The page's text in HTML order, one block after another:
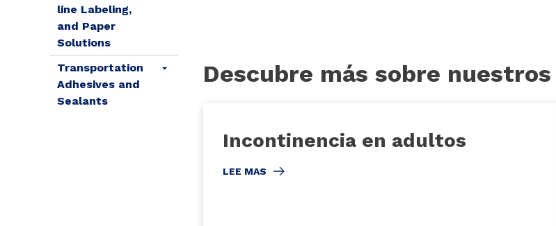
line Labeling,
and Paper
Solutions
Transportation
Adhesives and
Sealants
Descubre más sobre nuestros
Incontinencia en adultos
LEE MAS